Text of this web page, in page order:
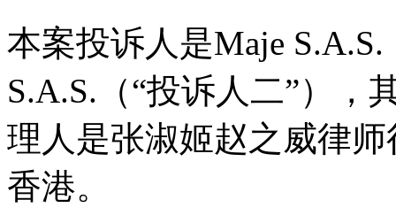
本案投诉人是Maje S.A.S.
S.A.S.（“投诉人二”），
理人是张淑姬赵之威律
香港。